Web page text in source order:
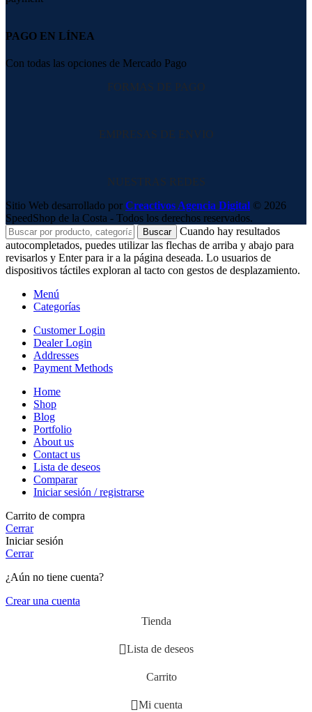
PAGO EN LÍNEA
Con todas las opciones de Mercado Pago
FORMAS DE PAGO
EMPRESAS DE ENVIO
NUESTRAS REDES
Sitio Web desarrollado por Creactivos Agencia Digital © 2026
SpeedShop de la Costa - Todos los derechos reservados.
Buscar
Cuando hay resultados
autocompletados, puedes utilizar las flechas de arriba y abajo para
revisarlos y Enter para ir a la página deseada. Lo usuarios de
dispositivos táctiles exploran al tacto con gestos de desplazamiento.
Menú
Categorías
Customer Login
Dealer Login
Addresses
Payment Methods
Home
Shop
Blog
Portfolio
About us
Contact us
Lista de deseos
Comparar
Iniciar sesión / registrarse
Carrito de compra
Cerrar
Iniciar sesión
Cerrar
¿Aún no tiene cuenta?
Crear una cuenta
Tienda
Lista de deseos
Carrito
Mi cuenta